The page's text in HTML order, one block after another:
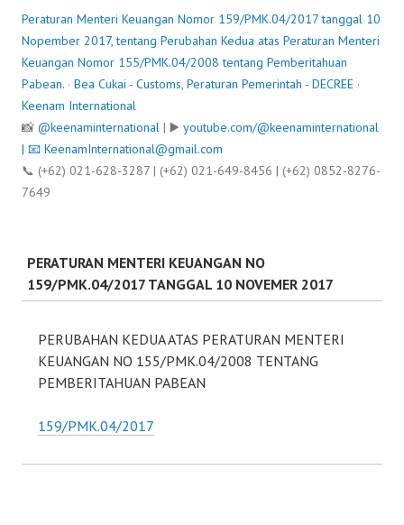
Peraturan Menteri Keuangan Nomor 159/PMK.04/2017 tanggal 10
Nopember 2017, tentang Perubahan Kedua atas Peraturan Menteri
Keuangan Nomor 155/PMK.04/2008 tentang Pemberitahuan
Pabean. · Bea Cukai - Customs, Peraturan Pemerintah - DECREE ·
Keenam International
📸 @keenaminternational | ▶️ youtube.com/@keenaminternational
| 📧 KeenamInternational@gmail.com
📞 (+62) 021-628-3287 | (+62) 021-649-8456 | (+62) 0852-8276-
7649
PERATURAN MENTERI KEUANGAN NO
159/PMK.04/2017 TANGGAL 10 NOVEMER 2017
PERUBAHAN KEDUA ATAS PERATURAN MENTERI
KEUANGAN NO 155/PMK.04/2008 TENTANG
PEMBERITAHUAN PABEAN
159/PMK.04/2017